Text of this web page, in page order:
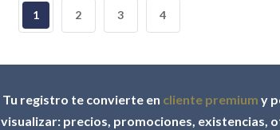
1 2 3 4
Tu registro te convierte en cliente premium y
visualizar: precios, promociones, existencias,